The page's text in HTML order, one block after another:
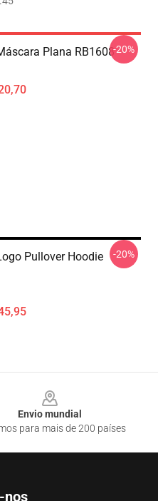
Plana RB1608-20%
Pullover Hoodie
-20%
Envio mundial
para mais de 200 países
nos